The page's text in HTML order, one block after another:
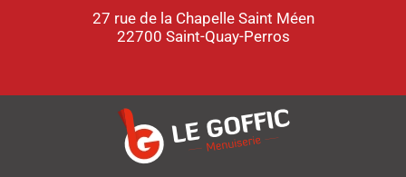
27 rue de la Chapelle Saint Méen
22700 Saint-Quay-Perros